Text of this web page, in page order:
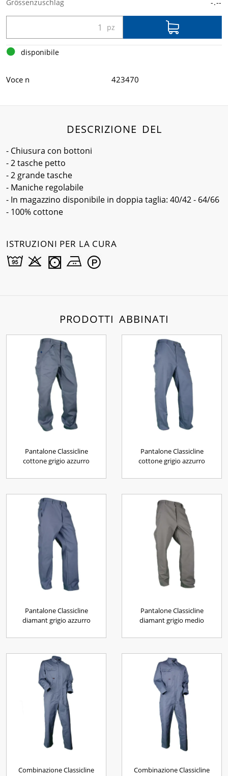
Grössenzuschlag -.--
disponibile
Voce n 423470
DESCRIZIONE DEL
- Chiusura con bottoni
- 2 tasche petto
- 2 grande tasche
- Maniche regolabile
- In magazzino disponibile in doppia taglia: 40/42 - 64/66
- 100% cottone
ISTRUZIONI PER LA CURA
PRODOTTI ABBINATI
Pantalone Classicline
cottone grigio azzurro
Pantalone Classicline
cottone grigio azzurro
Pantalone Classicline
diamant grigio azzurro
Pantalone Classicline
diamant grigio medio
Combinazione Classicline
Combinazione Classicline